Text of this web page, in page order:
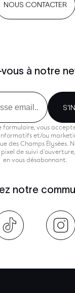
NOUS CONTACTER
vous à notre
formulaire, vous
informatifs et/ou
des Champs Élysées.
de suivi
en vous désabonnant.
notre